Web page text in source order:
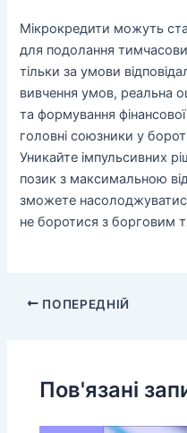
Мікрокредити можуть
для подолання
тільки за умови
вивчення умов, реальна
та формування
головні союзники у
Уникайте імпульсивних
позик з максимальною
зможете
не боротися з борговим
ПОПЕРЕДНІЙ
Пов'язані